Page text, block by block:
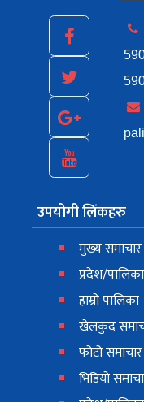
उपयोगी लिंकहरु
मुख्य समाचार
प्रदेश/
हाम्रो पालिका
खेलकुद
फोटो समाचार
भिडियो